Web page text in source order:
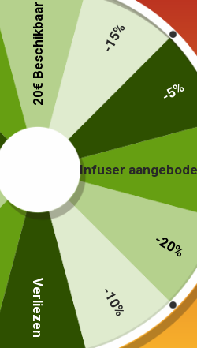
Theepot in lettertype
Iwachu Kikko 300 ml
24 in voorraad
In
Infuser
-20%
-10%
Verliezen
20€ Beschikbaar -15%
-5%